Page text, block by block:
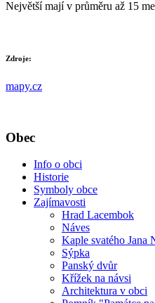
Největší mají v průměru až 15
Zdroje:
mapy.cz
Obec
Info o obci
Historie
Symboly obce
Zajímavosti
Hrad Lacembok
Náves
Kaple svatého Jana
Sýpka
Panský dvůr
Křížek na návsi
Architektura v obci